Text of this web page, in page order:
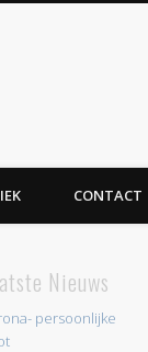
CONTACT
Nieuws
persoonlijke